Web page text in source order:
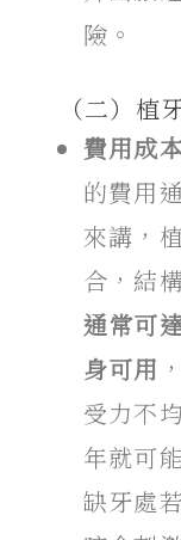
險。
（二） 植
費用成
的費用
來講，
合，結
通常可
身可用
受力不
年就可
缺牙處